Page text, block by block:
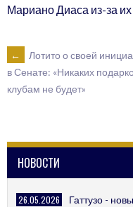
Мариано Диаса из-за
POST
NAVIGATION
←
Лотито о своей
в Сенате: «Никаких
клубам не будет»
НОВОСТИ
26.05.2026 Гаттузо -